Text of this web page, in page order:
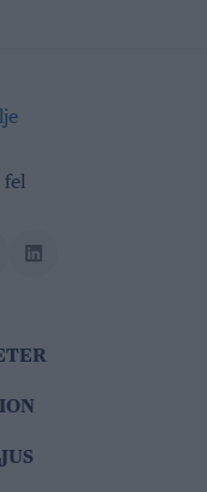
fel